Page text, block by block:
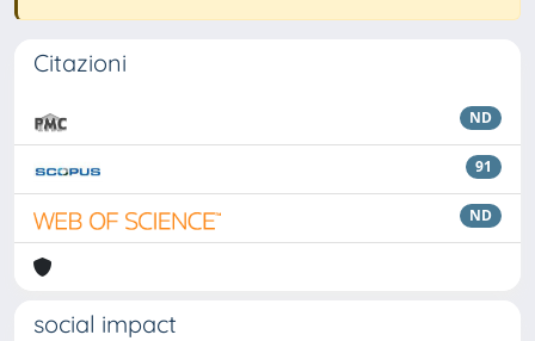
Citazioni
ND
91
ND
social impact